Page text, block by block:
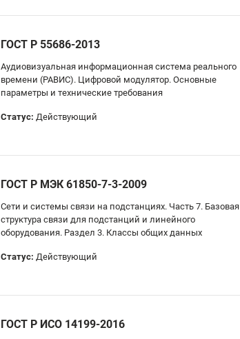
ГОСТ Р 55686-2013
Аудиовизуальная информационная система реального
времени (РАВИС). Цифровой модулятор. Основные
параметры и технические требования
Статус: Действующий
ГОСТ Р МЭК 61850-7-3-2009
Сети и системы связи на подстанциях. Часть 7. Базовая
структура связи для подстанций и линейного
оборудования. Раздел 3. Классы общих данных
Статус: Действующий
ГОСТ Р ИСО 14199-2016